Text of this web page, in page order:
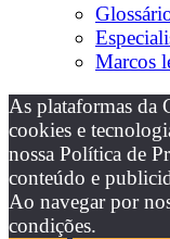
Marcos
As plataformas da
cookies e
nossa Política de
conteúdo e
Ao navegar por
condições.